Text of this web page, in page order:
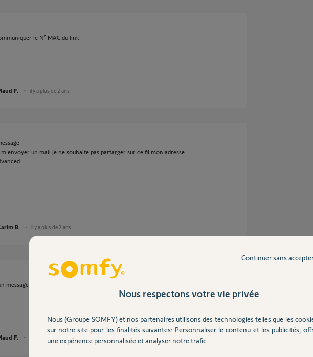
le N° MAC du link.
F. il y a plus de 2 ans
envoyer un mail je ne souhaite pas partarger sur ce fil mon adresse
.
B. il y a plus de 2 ans
message en privé.
F.
Nous respectons votre vie privée
Nous (Groupe SOMFY) et nos partenaires utilisons des technologies telles que les
sur notre site pour les finalités suivantes: Personnaliser le contenu et les publicités,
une expérience personnalisée et analyser notre trafic.
Continuer sans